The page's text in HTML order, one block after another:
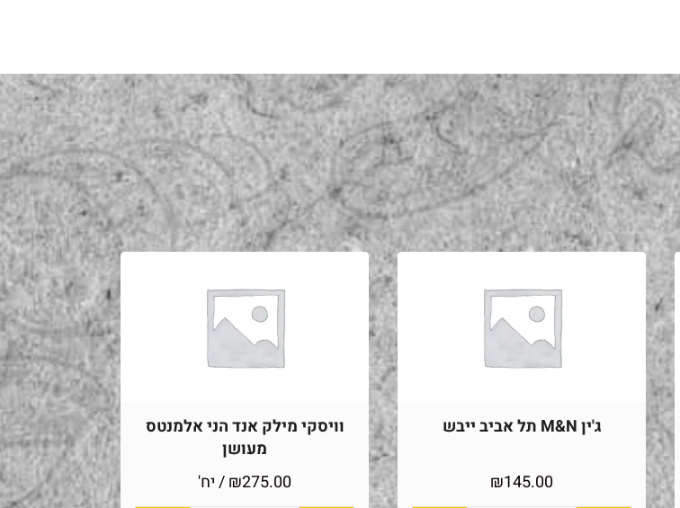
ג'ין M&N תל אביב ייבש
₪145.00
וויסקי מילק אנד הני אלמנטס
מעושן
₪275.00 / יח'